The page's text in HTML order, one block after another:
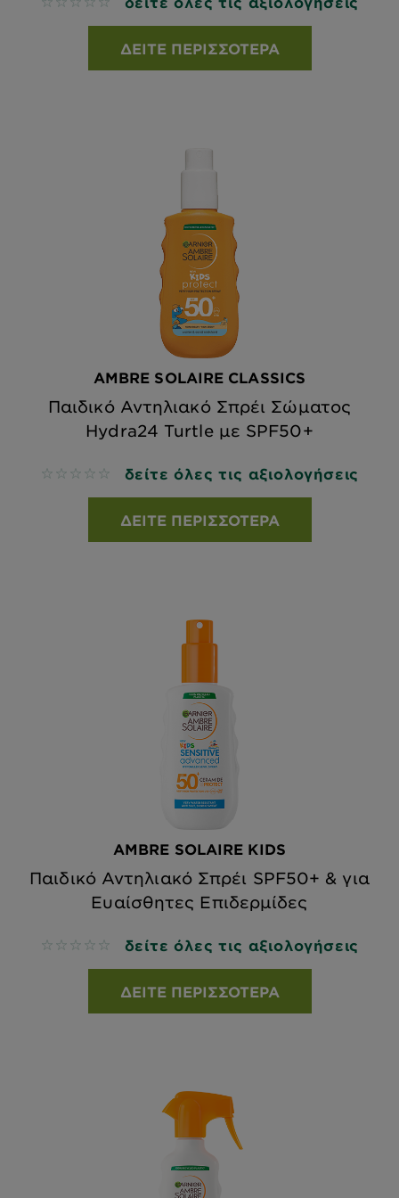
ΔΕΊΤΕ ΠΕΡΙΣΣΌΤΕΡΑ
AMBRE SOLAIRE CLASSICS
Παιδικό Αντηλιακό Σπρέι Σώματος
Hydra24 Turtle με SPF50+
No reviews δείτε όλες τις αξιολογήσεις
ΔΕΊΤΕ ΠΕΡΙΣΣΌΤΕΡΑ
AMBRE SOLAIRE KIDS
Παιδικό Αντηλιακό Σπρέι SPF50+ & για
Ευαίσθητες Επιδερμίδες
No reviews δείτε όλες τις αξιολογήσεις
ΔΕΊΤΕ ΠΕΡΙΣΣΌΤΕΡΑ